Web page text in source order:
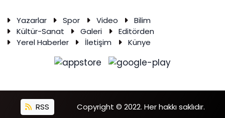
Yazarlar Spor Video
Bilim
Kültür-Sanat
Galeri
Editörden
Yerel Haberler
İletişim Künye
RSS Copyright © 2022. Her hakkı saklıdır.